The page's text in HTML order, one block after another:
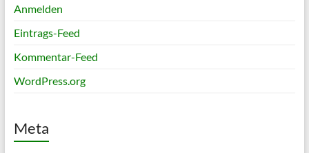
Anmelden
Eintrags-Feed
Kommentar-Feed
WordPress.org
Meta